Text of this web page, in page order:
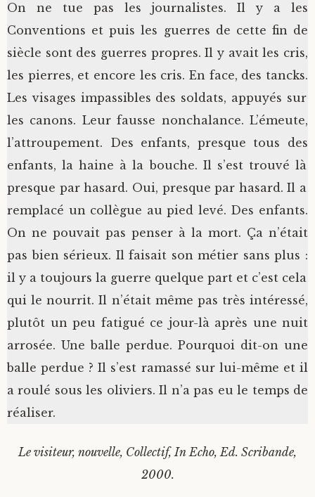
On ne tue pas les journalistes. Il y a les
Conventions et puis les guerres de cette fin de
siècle sont des guerres propres. Il y avait les cris,
les pierres, et encore les cris. En face, des tancks.
Les visages impassibles des soldats, appuyés sur
les canons. Leur fausse nonchalance. L’émeute,
l’attroupement. Des enfants, presque tous des
enfants, la haine à la bouche. Il s’est trouvé là
presque par hasard. Oui, presque par hasard. Il a
remplacé un collègue au pied levé. Des enfants.
On ne pouvait pas penser à la mort. Ça n’était
pas bien sérieux. Il faisait son métier sans plus :
il y a toujours la guerre quelque part et c’est cela
qui le nourrit. Il n’était même pas très intéressé,
plutôt un peu fatigué ce jour-là après une nuit
arrosée. Une balle perdue. Pourquoi dit-on une
balle perdue ? Il s’est ramassé sur lui-même et il
a roulé sous les oliviers. Il n’a pas eu le temps de
réaliser.
Le visiteur, nouvelle, Collectif, In Echo, Ed. Scribande,
2000.